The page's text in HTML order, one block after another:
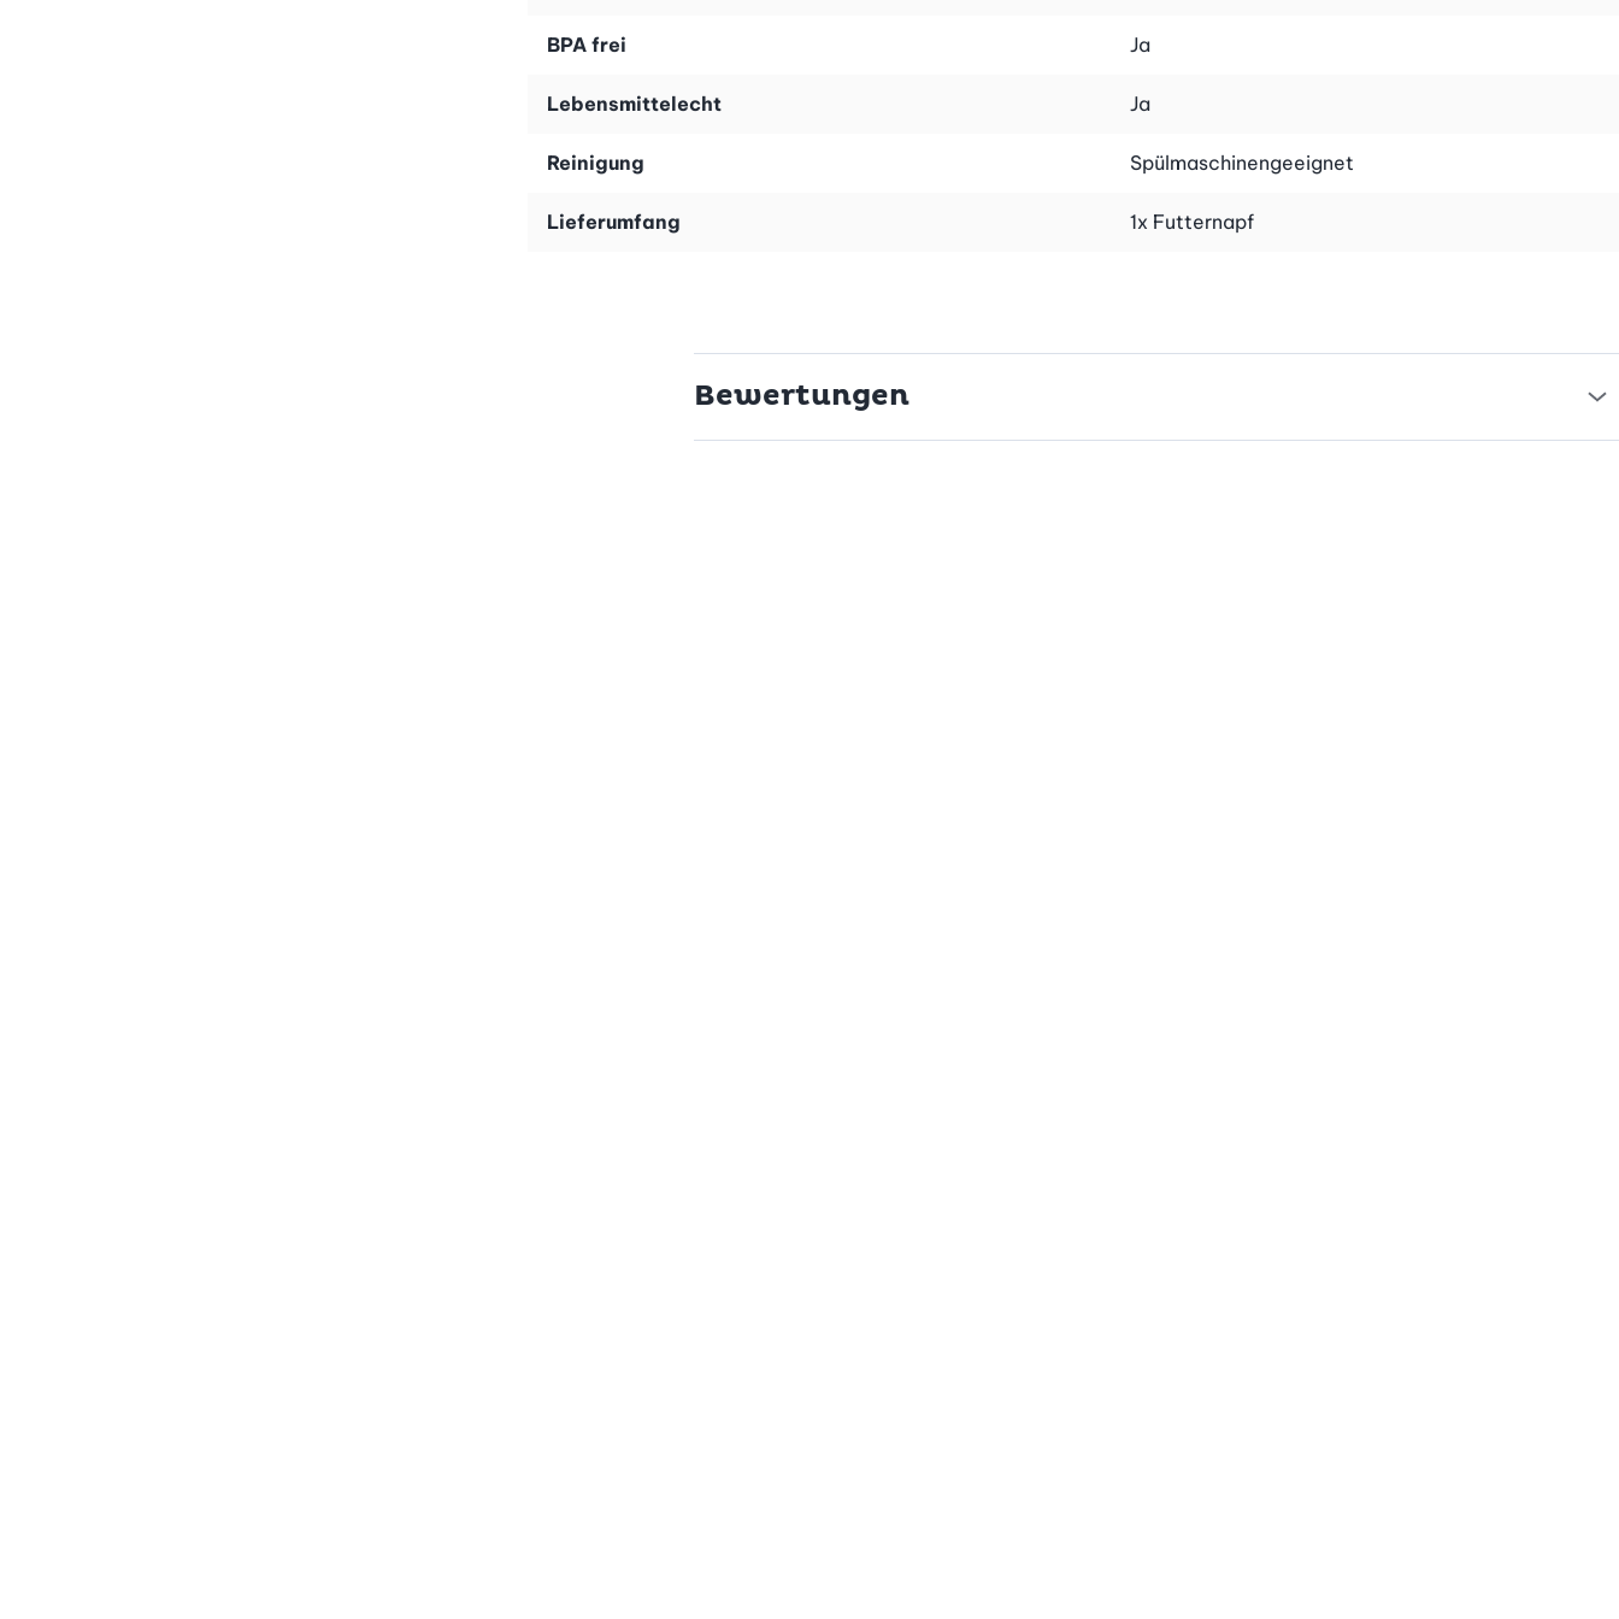
Entdecke den Rotho Futternapf jetzt und verwöhne dein Haustier mit Komfort und Qualität!
BPA frei Ja
Lebensmittelecht Ja
Reinigung Spülmaschinengeeignet
Lieferumfang 1x Futternapf
Bewertungen